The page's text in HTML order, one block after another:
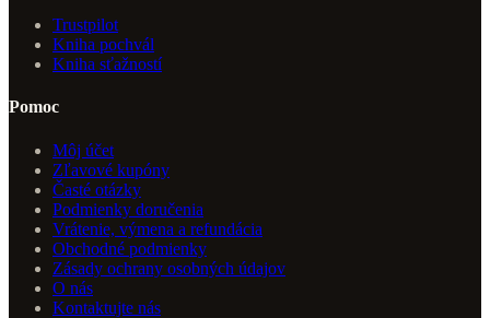
Trustpilot
Kniha pochvál
Kniha sťažností
Pomoc
Môj účet
Zľavové kupóny
Časté otázky
Podmienky doručenia
Vrátenie, výmena a refundácia
Obchodné podmienky
Zásady ochrany osobných údajov
O nás
Kontaktujte nás